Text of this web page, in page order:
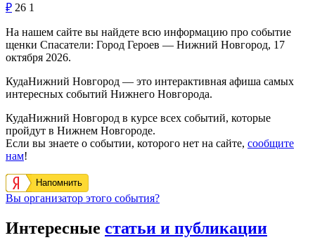
₽ 26 1
На нашем сайте вы найдете всю информацию про событие
щенки Спасатели: Город Героев — Нижний Новгород, 17
октября 2026.
КудаНижний Новгород — это интерактивная афиша самых
интересных событий Нижнего Новгорода.
КудаНижний Новгород в курсе всех событий, которые
пройдут в Нижнем Новгороде.
Если вы знаете о событии, которого нет на сайте, сообщите
нам!
Напомнить
Вы организатор этого события?
Интересные статьи и публикации